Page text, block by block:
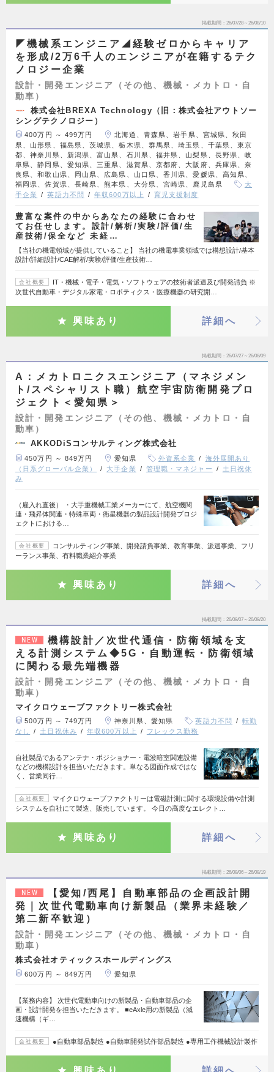
掲載期間 26/07/28～26/08/10
◤機械系エンジニア◢経験ゼロからキャリア
を形成/2万6千人のエンジニアが在籍するテク
ノロジー企業
設計・開発エンジニア（その他、機械・メカトロ・自
動車）
株式会社BREXA Technology（旧：株式会社アウトソー
シングテクノロジー）
400万円 ～ 499万円
北海道、青森県、岩手県、宮城県、秋田
県、山形県、福島県、茨城県、栃木県、群馬県、埼玉県、千葉県、東京
都、神奈川県、新潟県、富山県、石川県、福井県、山梨県、長野県、岐
阜県、静岡県、愛知県、三重県、滋賀県、京都府、大阪府、兵庫県、奈
良県、和歌山県、岡山県、広島県、山口県、香川県、愛媛県、高知県、
福岡県、佐賀県、長崎県、熊本県、大分県、宮崎県、鹿児島県
大
手企業
英語力不問 年収600万以上 育児支援制度
豊富な案件の中からあなたの経験に合わせ
てお任せします。設計/解析/実験/評価/生
産技術/保全など 未経…
【当社の機電領域が提供していること】 当社の機電事業領域では構想設計/基本
設計/詳細設計/CAE解析/実験/評価/生産技術…
会社概要
IT・機械・電子・電気・ソフトウェアの技術者派遣及び開発請負 ※
次世代自動車・デジタル家電・ロボティクス・医療機器の研究開…
興味あり 詳細へ
掲載期間 26/07/27～26/08/09
A：メカトロニクスエンジニア（マネジメン
ト/スペシャリスト職）航空宇宙防衛開発プロ
ジェクト＜愛知県＞
設計・開発エンジニア（その他、機械・メカトロ・自
動車）
AKKODiSコンサルティング株式会社
450万円 ～ 849万円 愛知県 外資系企業
海外展開あり
（日系グローバル企業）
大手企業 管理職・マネジャー
土日祝休
み
（雇入れ直後） ・大手重機械工業メーカーにて、航空機関
連・飛昇体関連・特殊車両・衛星機器の製品設計開発プロジ
ェクトにおける…
会社概要
コンサルティング事業、開発請負事業、教育事業、派遣事業、フリ
ーランス事業、有料職業紹介事業
興味あり 詳細へ
掲載期間 26/08/07～26/08/20
NEW
機構設計／次世代通信・防衛領域を支
える計測システム◆5G・自動運転・防衛領域
に関わる最先端機器
設計・開発エンジニア（その他、機械・メカトロ・自
動車）
マイクロウェーブファクトリー株式会社
500万円 ～ 749万円 神奈川県、愛知県 英語力不問
転勤
なし
土日祝休み 年収600万以上 フレックス勤務
自社製品であるアンテナ・ポジショナー・電波暗室関連設備
などの機構設計を担当いただきます。単なる図面作成ではな
く、営業同行…
会社概要
マイクロウェーブファクトリーは電磁計測に関する環境設備や計測
システムを自社にて製造、販売しています。 今日の高度なエレクト…
興味あり 詳細へ
掲載期間 26/08/06～26/08/19
NEW
【愛知/西尾】自動車部品の企画設計開
発｜次世代電動車向け新製品（業界未経験／
第二新卒歓迎）
設計・開発エンジニア（その他、機械・メカトロ・自
動車）
株式会社オティックスホールディングス
600万円 ～ 849万円 愛知県
【業務内容】 次世代電動車向けの新製品・自動車部品の企
画・設計開発を担当いただきます。 ■eAxle用の新製品（減
速機構（ギ…
会社概要 ●自動車部品製造 ●自動車開発試作部品製造 ●専用工作機械設計製作